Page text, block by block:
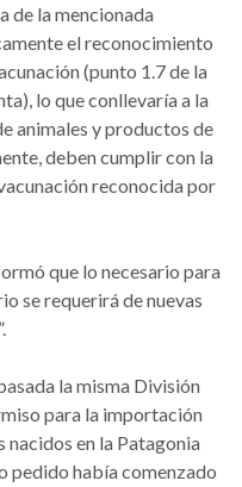
de la mencionada
el reconocimiento
(punto 1.7 de la
lo que conllevaría a la
animales y productos de
deben cumplir con la
reconocida por
que lo necesario para
se requerirá de nuevas
la misma División
para la importación
en la Patagonia
pedido había comenzado